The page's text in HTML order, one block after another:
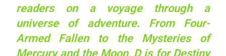
readers on a voyage through a
universe of adventure. From Four-
Armed Fallen to the Mysteries of
Mercury and the Moon, D is for Destiny